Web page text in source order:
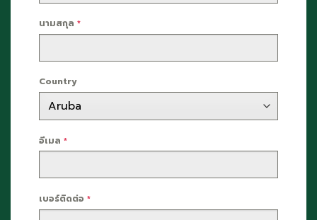
นามสกุล *
Country
อีเมล *
เบอร์ติดต่อ *